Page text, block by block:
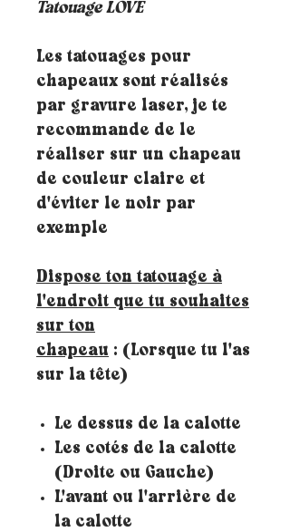
Tatouage LOVE
Les tatouages pour
chapeaux sont réalisés
par gravure laser, je te
recommande de le
réaliser sur un chapeau
de couleur claire et
d'éviter le noir par
exemple
Dispose ton tatouage à
l'endroit que tu souhaites
sur ton
chapeau : (Lorsque tu l'as
sur la tête)
Le dessus de la calotte
Les cotés de la calotte
(Droite ou Gauche)
L'avant ou l'arrière de
la calotte